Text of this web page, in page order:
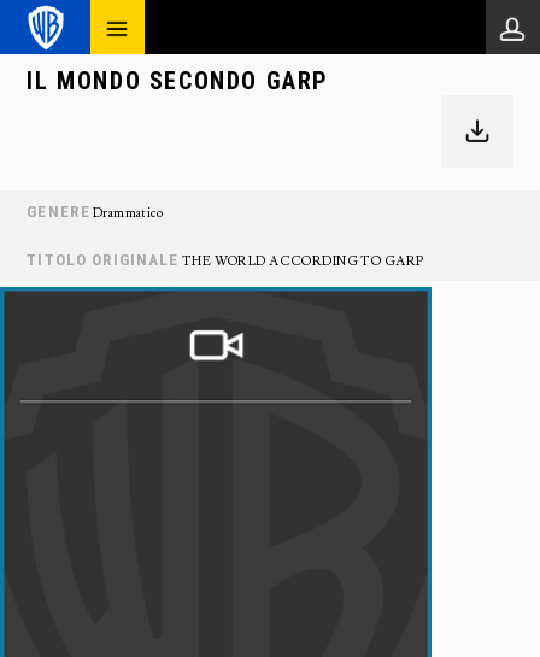
IL MONDO SECONDO GARP
GENERE Drammatico
TITOLO ORIGINALE THE WORLD ACCORDING TO GARP